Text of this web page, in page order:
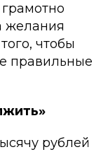
желания
чтобы
правильные
рублей